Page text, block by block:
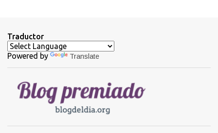
a
r
o
s
Traductor
Powered by Translate